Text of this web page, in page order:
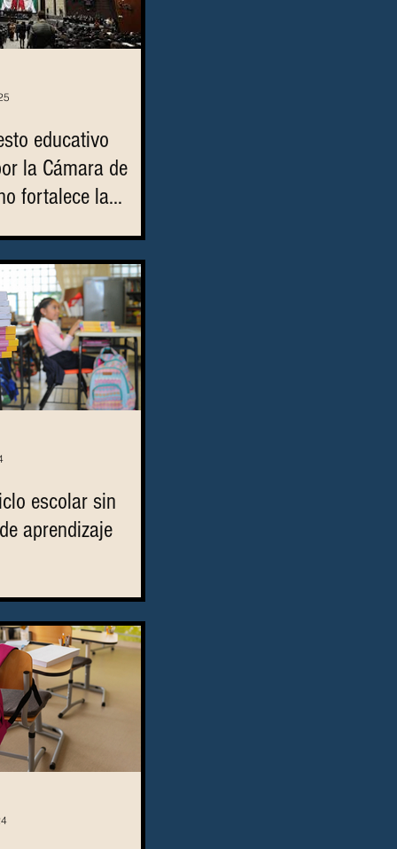
educativo
la Cámara de
fortalece la
escolar sin
aprendizaje